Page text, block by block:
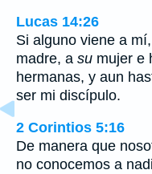
Lucas 14:26
Si alguno viene a
madre, a su mujer e
hermanas, y aun
ser mi discípulo.
2 Corintios 5:16
De manera que
no conocemos a